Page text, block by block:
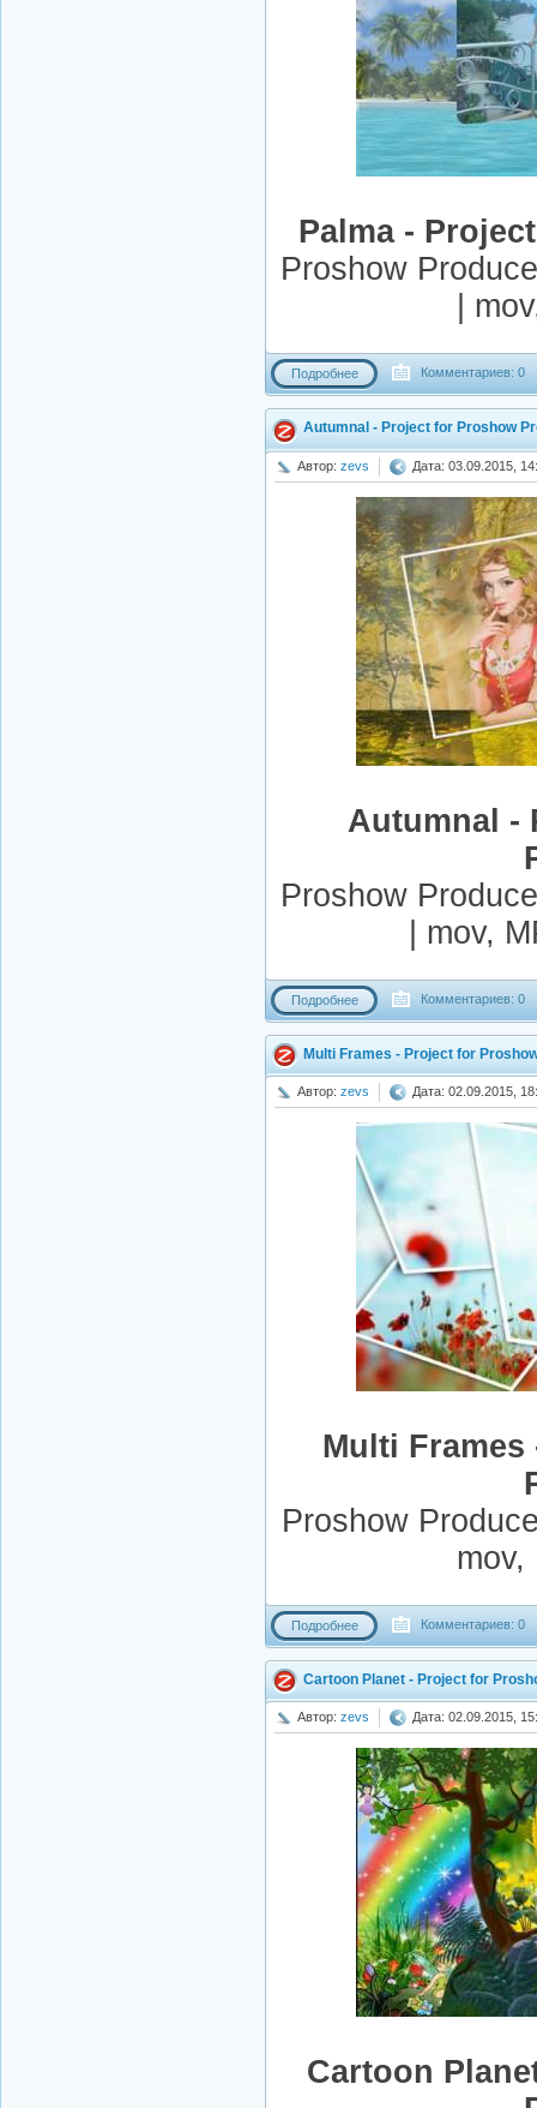
Palma -
Proshow
|
Подробнее Комментариев: 0
Autumnal - Project for Proshow
Автор: zevs Дата: 03.09.2015,
Autumnal -
Proshow
| mov,
Подробнее Комментариев: 0
Multi Frames - Project for
Автор: zevs Дата: 02.09.2015,
Multi
Proshow
mov,
Подробнее Комментариев: 0
Cartoon Planet - Project for
Автор: zevs Дата: 02.09.2015,
Cartoon